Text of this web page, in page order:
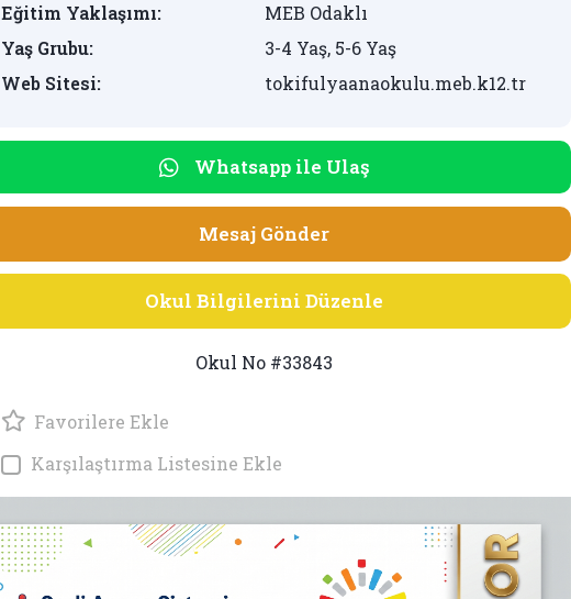
Eğitim Yaklaşımı:
MEB Odaklı
Yaş Grubu:
3-4 Yaş, 5-6 Yaş
Web Sitesi:
tokifulyaanaokulu.meb.k12.tr
Whatsapp ile Ulaş
Mesaj Gönder
Okul Bilgilerini Düzenle
Okul No #33843
Favorilere Ekle
Karşılaştırma Listesine Ekle